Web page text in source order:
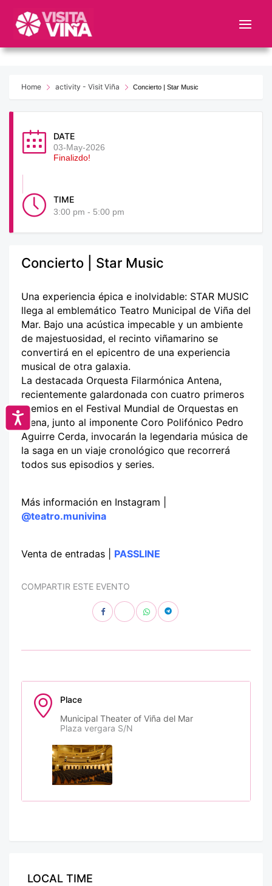
este
web
sistema
Accesibilidad
Home activity - Visit Viña Concierto | Star Music
DATE
03-May-2026
Finalizdo!
TIME
3:00 pm - 5:00 pm
Concierto | Star Music
Una experiencia épica e inolvidable: STAR MUSIC
llega al emblemático Teatro Municipal de Viña del
Mar. Bajo una acústica impecable y un ambiente
de majestuosidad, el recinto viñamarino se
convertirá en el epicentro de una experiencia
musical de otra galaxia.
La destacada Orquesta Filarmónica Antena,
recientemente galardonada con cuatro primeros
premios en el Festival Mundial de Orquestas en
Viena, junto al imponente Coro Polifónico Pedro
Aguirre Cerda, invocarán la legendaria música de
la saga en un viaje cronológico que recorrerá
todos sus episodios y series.
Más información en Instagram |
@teatro.munivina
Venta de entradas | PASSLINE
COMPARTIR ESTE EVENTO
Place
Municipal Theater of Viña del Mar
Plaza vergara S/N
LOCAL TIME